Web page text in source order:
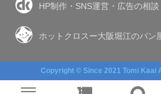
HP制作・SNS運営・広告の相談
ホットクロスー大阪堀江のパン
Copyright © Since 2021 Tomi Kaai